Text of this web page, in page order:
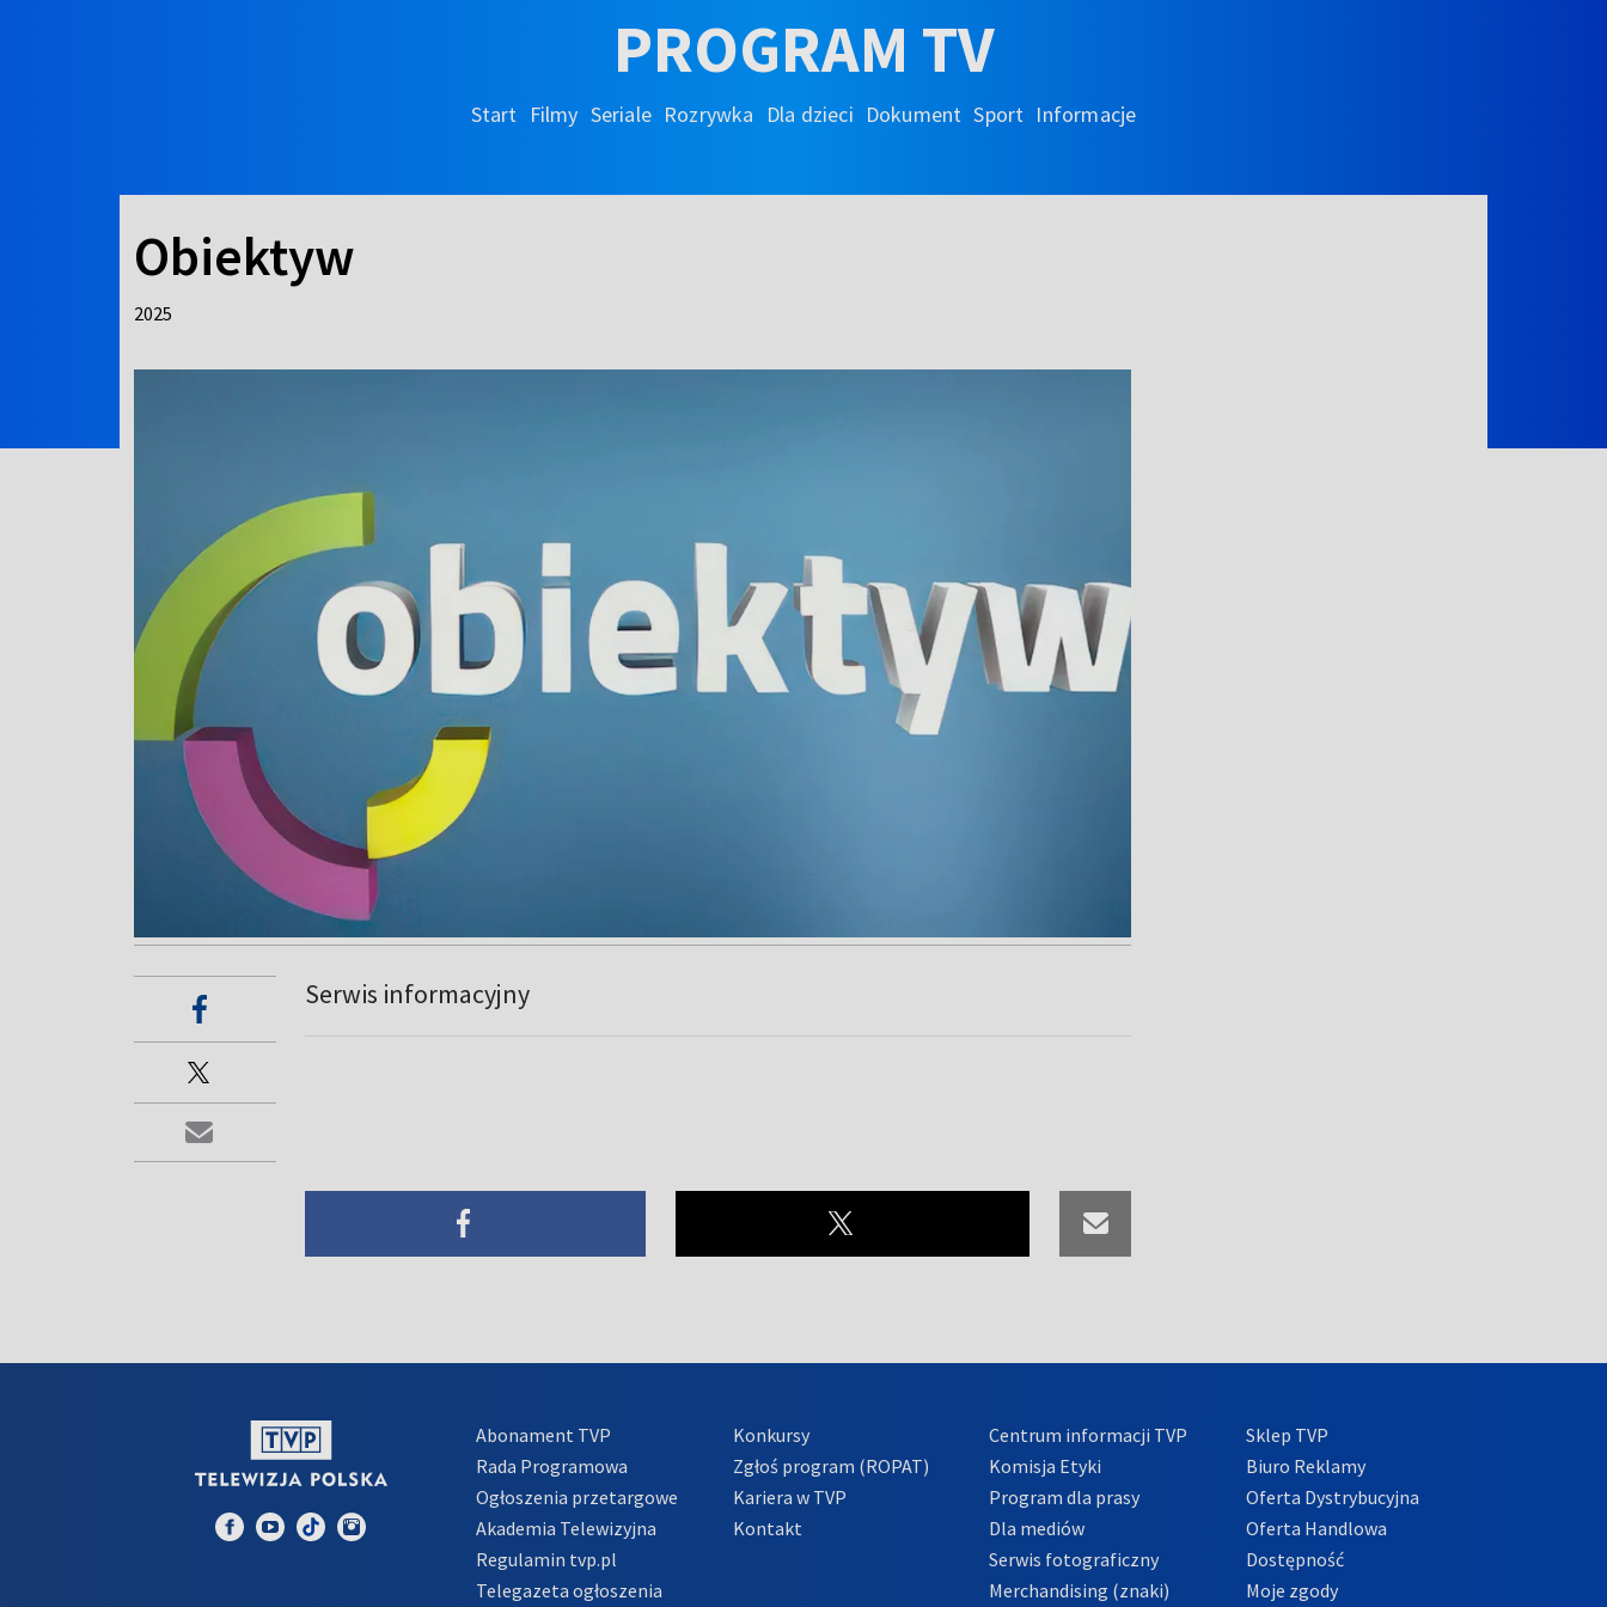
PROGRAM TV
Start Filmy Seriale Rozrywka Dla dzieci Dokument Sport Informacje
Obiektyw
2025
Serwis informacyjny
Abonament TVP
Rada Programowa
Ogłoszenia przetargowe
Akademia Telewizyjna
Regulamin tvp.pl
Telegazeta ogłoszenia
Konkursy
Zgłoś program (ROPAT)
Kariera w TVP
Kontakt
Centrum informacji TVP
Komisja Etyki
Program dla prasy
Dla mediów
Serwis fotograficzny
Merchandising (znaki)
Sklep TVP
Biuro Reklamy
Oferta Dystrybucyjna
Oferta Handlowa
Dostępność
Moje zgody